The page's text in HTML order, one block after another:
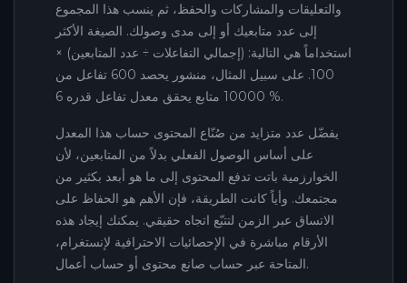
والتعليقات والمشاركات والحفظ، ثم ينسب هذا المجموع
إلى عدد متابعيك أو إلى مدى وصولك. الصيغة الأكثر
استخداماً هي التالية: (إجمالي التفاعلات ÷ عدد المتابعين) ×
100. على سبيل المثال، منشور يحصد 600 تفاعل من
10000 متابع يحقق معدل تفاعل قدره 6 %.
يفضّل عدد متزايد من صُنّاع المحتوى حساب هذا المعدل
على أساس الوصول الفعلي بدلاً من المتابعين، لأن
الخوارزمية باتت تدفع المحتوى إلى ما هو أبعد بكثير من
مجتمعك. وأياً كانت الطريقة، فإن الأهم هو الحفاظ على
الاتساق عبر الزمن لتتبّع اتجاه حقيقي. يمكنك إيجاد هذه
الأرقام مباشرة في الإحصائيات الاحترافية لإنستغرام،
المتاحة عبر حساب صانع محتوى أو حساب أعمال.